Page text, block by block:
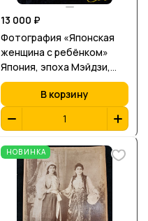
13 000 ₽
Фотография «Японская
женщина с ребёнком»
Япония, эпоха Мэйдзи,
конец XIX века (около
1880–1900 гг.)
В корзину
НОВИНКА